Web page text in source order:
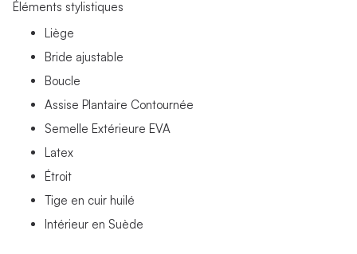
Éléments stylistiques
Liège
Bride ajustable
Boucle
Assise Plantaire Contournée
Semelle Extérieure EVA
Latex
Étroit
Tige en cuir huilé
Intérieur en Suède